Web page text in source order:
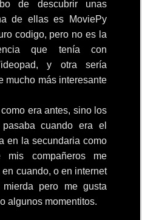
de descubrir unas
de ellas es MoviePy
codigo, pero no es la
que tenía con
y otra sería
mucho más interesante
era antes, sino los
cuando era el
en la secundaria como
mis compañeros me
cuando, o en internet
pero me gusta
algunos momentitos.